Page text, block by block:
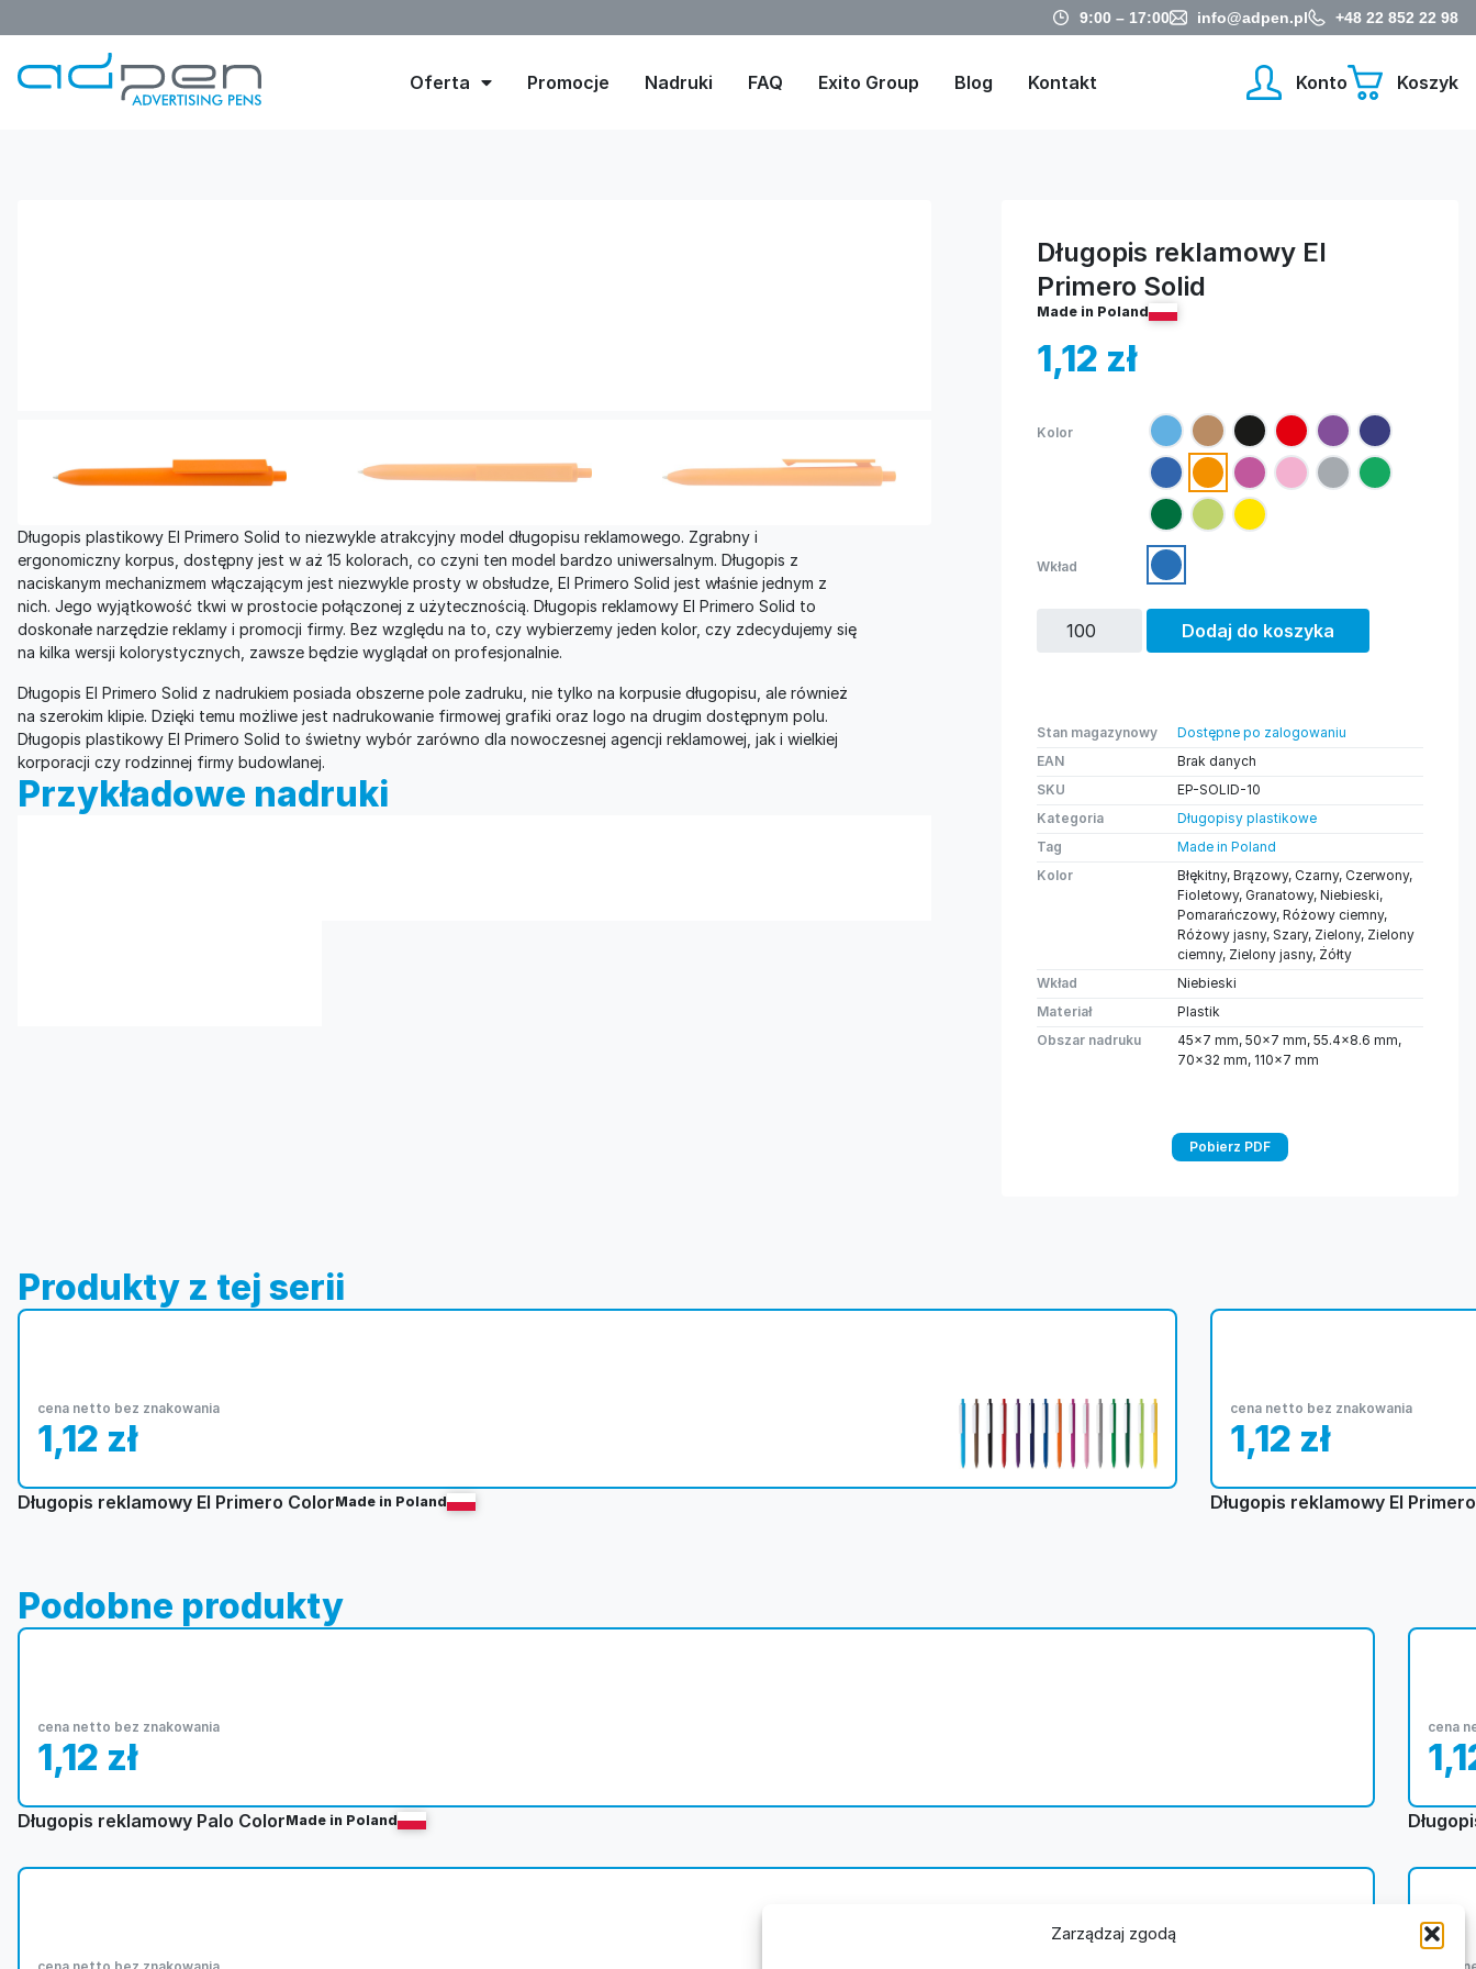
Zarządzaj zgodą
9:00 – 17:00 info@adpen.pl +48 22 852 22 98
Oferta Promocje Nadruki FAQ Exito Group Blog Kontakt Konto Koszyk
Długopis plastikowy El Primero Solid to niezwykle atrakcyjny model długopisu reklamowego. Zgrabny i
ergonomiczny korpus, dostępny jest w aż 15 kolorach, co czyni ten model bardzo uniwersalnym. Długopis z
naciskanym mechanizmem włączającym jest niezwykle prosty w obsłudze, El Primero Solid jest właśnie jednym z
nich. Jego wyjątkowość tkwi w prostocie połączonej z użytecznością. Długopis reklamowy El Primero Solid to
doskonałe narzędzie reklamy i promocji firmy. Bez względu na to, czy wybierzemy jeden kolor, czy zdecydujemy się
na kilka wersji kolorystycznych, zawsze będzie wyglądał on profesjonalnie.
Długopis El Primero Solid z nadrukiem posiada obszerne pole zadruku, nie tylko na korpusie długopisu, ale również
na szerokim klipie. Dzięki temu możliwe jest nadrukowanie firmowej grafiki oraz logo na drugim dostępnym polu.
Długopis plastikowy El Primero Solid to świetny wybór zarówno dla nowoczesnej agencji reklamowej, jak i wielkiej
korporacji czy rodzinnej firmy budowlanej.
Przykładowe nadruki
Długopis reklamowy El
Primero Solid
Made in Poland
1,12 zł
Kolor
Wkład
Dodaj do koszyka
Stan magazynowy
Dostępne po zalogowaniu
EAN
Brak danych
SKU
EP-SOLID-10
Kategoria
Długopisy plastikowe
Tag
Made in Poland
Kolor
Błękitny, Brązowy, Czarny, Czerwony,
Fioletowy, Granatowy, Niebieski,
Pomarańczowy, Różowy ciemny,
Różowy jasny, Szary, Zielony, Zielony
ciemny, Zielony jasny, Żółty
Wkład
Niebieski
Materiał
Plastik
Obszar nadruku
45×7 mm, 50×7 mm, 55.4×8.6 mm,
70×32 mm, 110×7 mm
Pobierz PDF
Produkty z tej serii
cena netto bez znakowania
1,12 zł
Długopis reklamowy El Primero ColorMade in Poland
cena netto bez znakowania
1,12 zł
Długopis reklamowy El
Podobne produkty
cena netto bez znakowania
1,12 zł
Długopis reklamowy Palo ColorMade in Poland
cena